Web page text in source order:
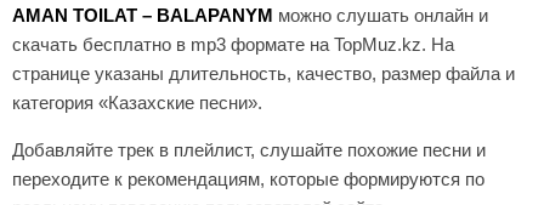
AMAN TOILAT – BALAPANYM можно слушать онлайн и
скачать бесплатно в mp3 формате на TopMuz.kz. На
странице указаны длительность, качество, размер файла и
категория «Казахские песни».
Добавляйте трек в плейлист, слушайте похожие песни и
переходите к рекомендациям, которые формируются по